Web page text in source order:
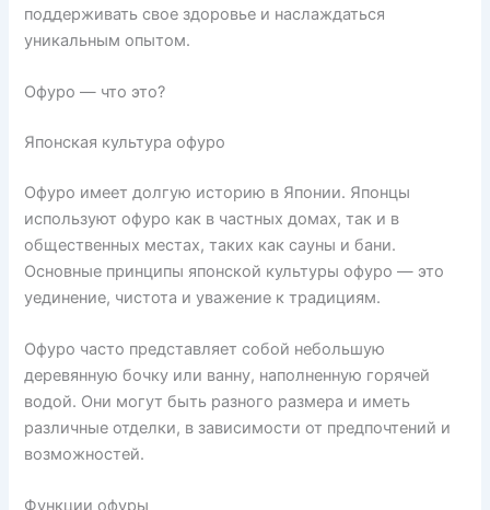
поддерживать свое здоровье и наслаждаться
уникальным опытом.
Офуро — что это?
Японская культура офуро
Офуро имеет долгую историю в Японии. Японцы
используют офуро как в частных домах, так и в
общественных местах, таких как сауны и бани.
Основные принципы японской культуры офуро — это
уединение, чистота и уважение к традициям.
Офуро часто представляет собой небольшую
деревянную бочку или ванну, наполненную горячей
водой. Они могут быть разного размера и иметь
различные отделки, в зависимости от предпочтений и
возможностей.
Функции офуры